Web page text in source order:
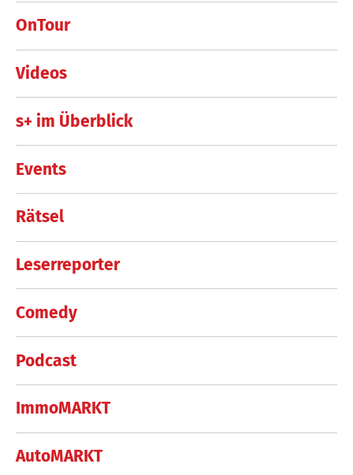
OnTour
Videos
s+ im Überblick
Events
Rätsel
Leserreporter
Comedy
Podcast
ImmoMARKT
AutoMARKT